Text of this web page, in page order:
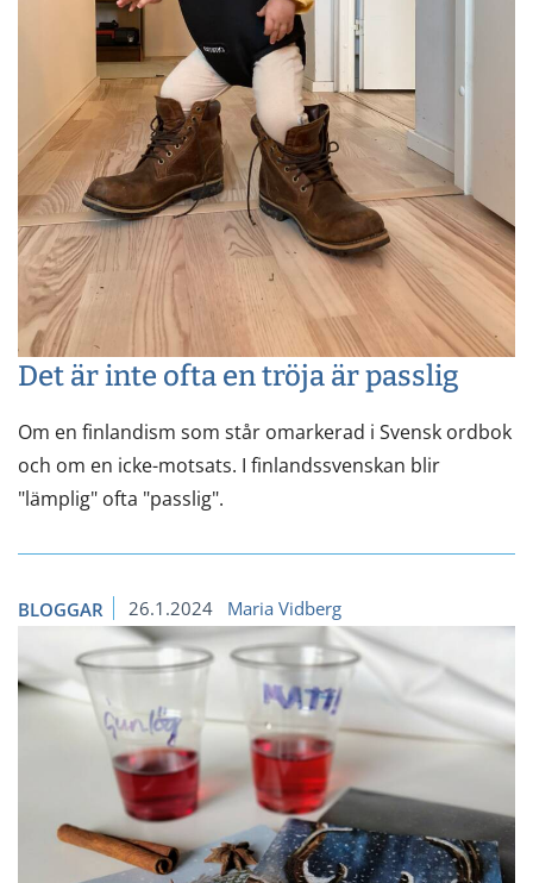
Det är inte ofta en tröja är passlig
Om en finlandism som står omarkerad i Svensk ordbok
och om en icke-motsats. I finlandssvenskan blir
"lämplig" ofta "passlig".
BLOGGAR 26.1.2024 Maria Vidberg